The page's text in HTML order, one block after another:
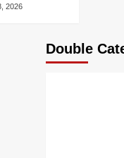
2026
Double